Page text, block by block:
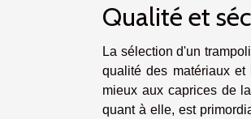
Qualité et
La sélection d'un
qualité des matériaux
mieux aux caprices de
quant à elle, est